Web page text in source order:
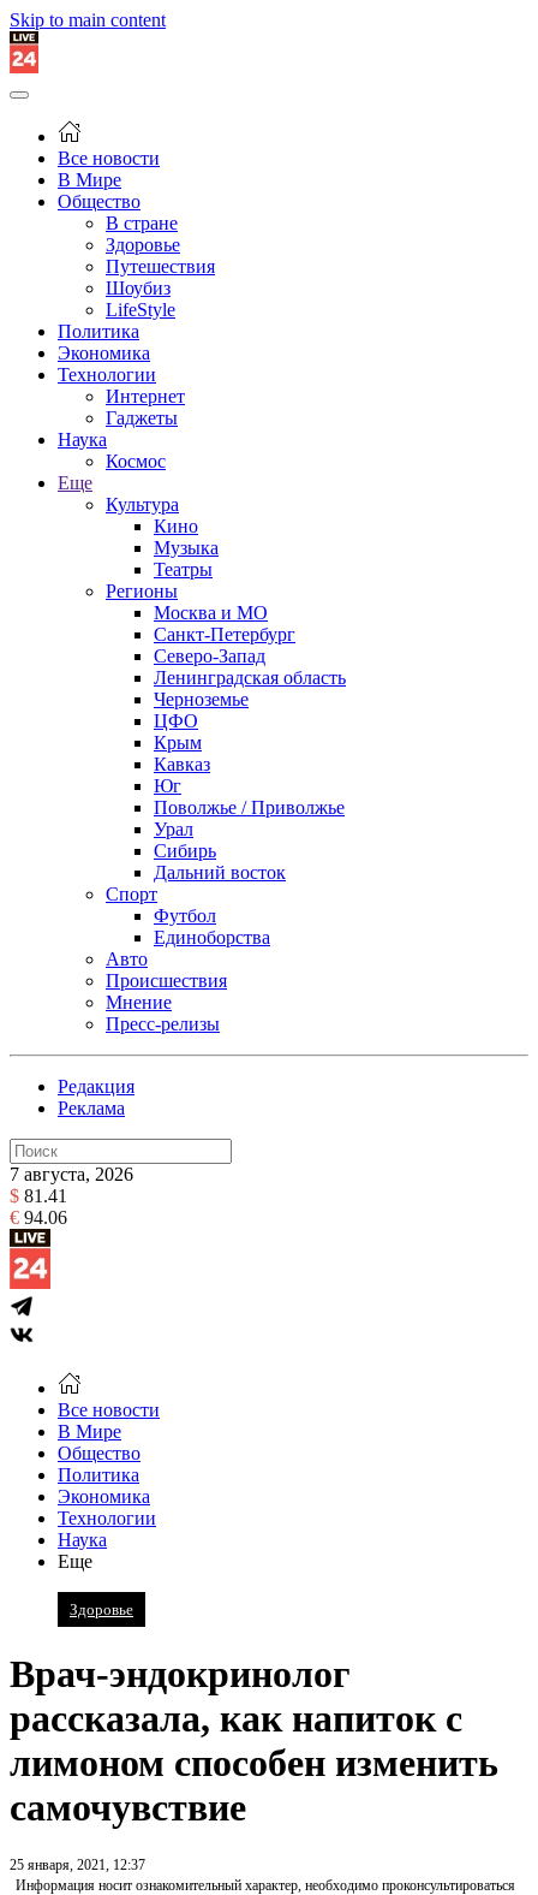
Skip to main content
Все новости
В Мире
Общество
В стране
Здоровье
Путешествия
Шоубиз
LifeStyle
Политика
Экономика
Технологии
Интернет
Гаджеты
Наука
Космос
Еще
Культура
Кино
Музыка
Театры
Регионы
Москва и МО
Санкт-Петербург
Северо-Запад
Ленинградская область
Черноземье
ЦФО
Крым
Кавказ
Юг
Поволжье / Приволжье
Урал
Сибирь
Дальний восток
Спорт
Футбол
Единоборства
Авто
Происшествия
Мнение
Пресс-релизы
Редакция
Реклама
7 августа, 2026
$ 81.41
€ 94.06
Все новости
В Мире
Общество
Политика
Экономика
Технологии
Наука
Еще
Здоровье
Врач-эндокринолог
рассказала, как напиток с
лимоном способен изменить
самочувствие
25 января, 2021, 12:37
Информация носит ознакомительный характер, необходимо проконсультироваться